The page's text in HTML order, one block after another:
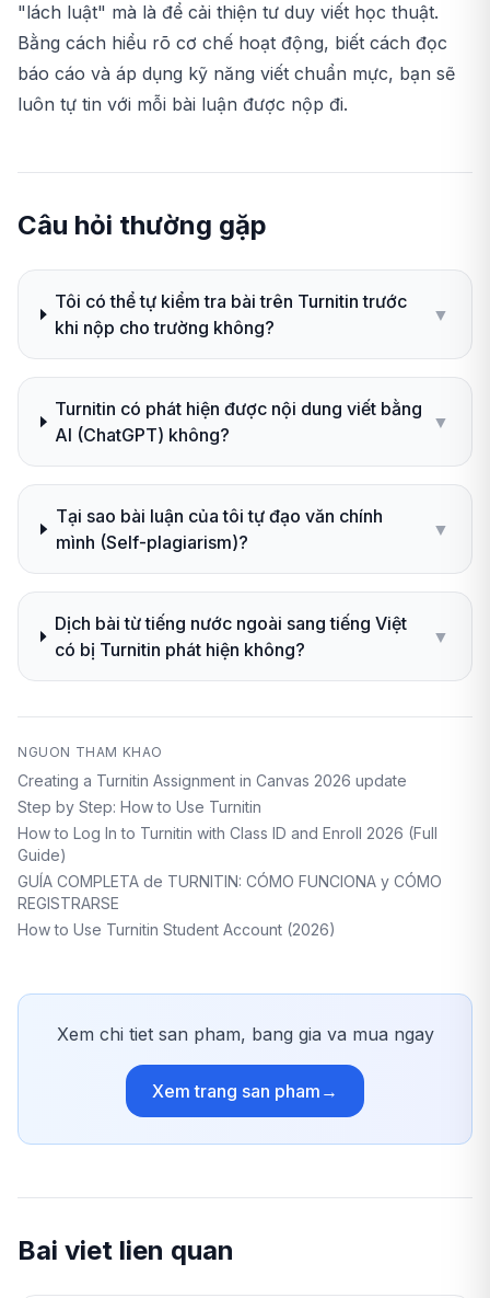
"lách luật" mà là để cải thiện tư duy viết học thuật.
Bằng cách hiểu rõ cơ chế hoạt động, biết cách đọc
báo cáo và áp dụng kỹ năng viết chuẩn mực, bạn sẽ
luôn tự tin với mỗi bài luận được nộp đi.
Câu hỏi thường gặp
Tôi có thể tự kiểm tra bài trên Turnitin trước
khi nộp cho trường không?
▼
Turnitin có phát hiện được nội dung viết bằng
AI (ChatGPT) không?
▼
Tại sao bài luận của tôi tự đạo văn chính
mình (Self-plagiarism)?
▼
Dịch bài từ tiếng nước ngoài sang tiếng Việt
có bị Turnitin phát hiện không?
▼
NGUON THAM KHAO
Creating a Turnitin Assignment in Canvas 2026 update
Step by Step: How to Use Turnitin
How to Log In to Turnitin with Class ID and Enroll 2026 (Full
Guide)
GUÍA COMPLETA de TURNITIN: CÓMO FUNCIONA y CÓMO
REGISTRARSE
How to Use Turnitin Student Account (2026)
Xem chi tiet san pham, bang gia va mua ngay
Xem trang san pham →
Bai viet lien quan